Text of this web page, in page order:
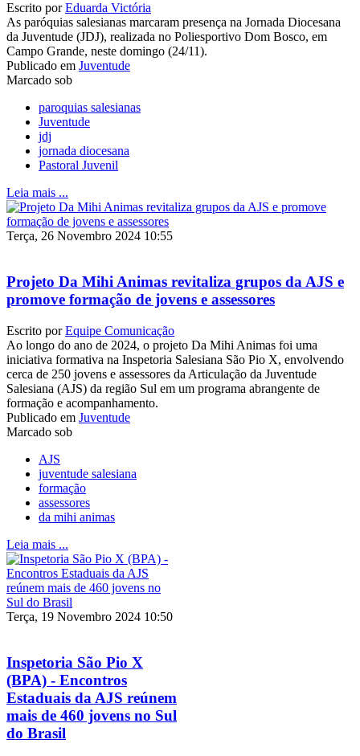
Escrito porEduarda Victória
As paróquias salesianas marcaram presença na Jornada Diocesana
da Juventude (JDJ), realizada no Poliesportivo Dom Bosco, em
Campo Grande, neste domingo (24/11).
Publicado em Juventude
Marcado sob
paroquias salesianas
Juventude
jdj
jornada diocesana
Pastoral Juvenil
Leia mais ...
Terça, 26 Novembro 2024 10:55
Projeto Da Mihi Animas revitaliza grupos da AJS e
promove formação de jovens e assessores
Escrito porEquipe Comunicação
Ao longo do ano de 2024, o projeto Da Mihi Animas foi uma
iniciativa formativa na Inspetoria Salesiana São Pio X, envolvendo
cerca de 250 jovens e assessores da Articulação da Juventude
Salesiana (AJS) da região Sul em um programa abrangente de
formação e acompanhamento.
Publicado em Juventude
Marcado sob
AJS
juventude salesiana
formação
assessores
da mihi animas
Leia mais ...
Terça, 19 Novembro 2024 10:50
Inspetoria São Pio X
(BPA) - Encontros
Estaduais da AJS reúnem
mais de 460 jovens no Sul
do Brasil